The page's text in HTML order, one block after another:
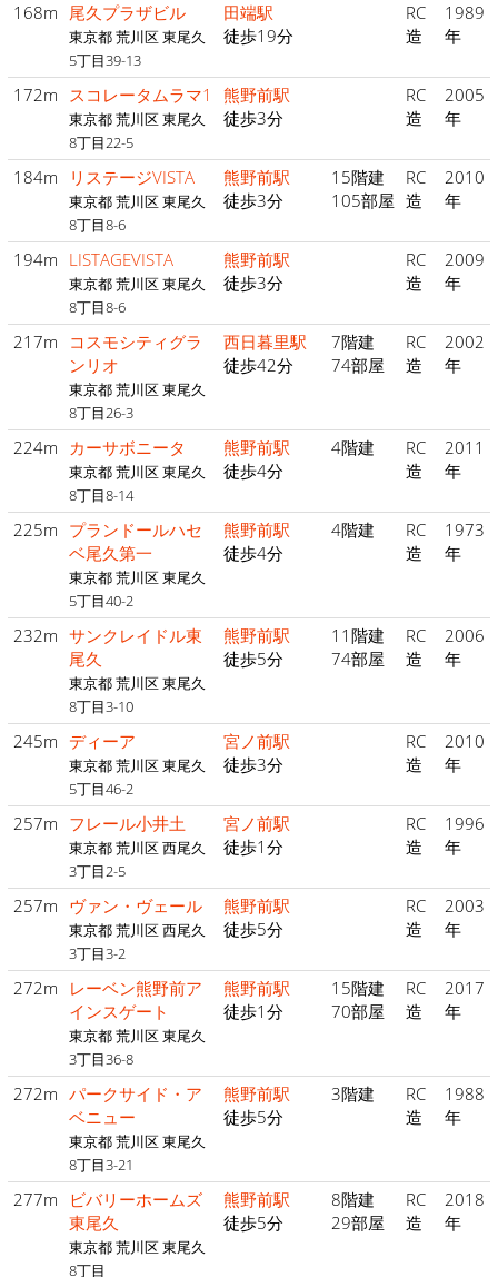
168m 尾久プラザビル
東京都 荒川区 東尾久
5丁目39-13
田端駅
徒歩19分
RC
造
1989
年
172m スコレータムラマ1
東京都 荒川区 東尾久
8丁目22-5
熊野前駅
徒歩3分
RC
造
2005
年
184m リステージVISTA
東京都 荒川区 東尾久
8丁目8-6
熊野前駅
徒歩3分
15階建
105部屋
RC
造
2010
年
194m LISTAGEVISTA
東京都 荒川区 東尾久
8丁目8-6
熊野前駅
徒歩3分
RC
造
2009
年
217m
コスモシティグラ
ンリオ
東京都 荒川区 東尾久
8丁目26-3
西日暮里駅
徒歩42分
7階建
74部屋
RC
造
2002
年
224m カーサボニータ
東京都 荒川区 東尾久
8丁目8-14
熊野前駅
徒歩4分
4階建
RC
造
2011
年
225m プランドールハセ
ベ尾久第一
東京都 荒川区 東尾久
5丁目40-2
熊野前駅
徒歩4分
4階建
RC
造
1973
年
232m サンクレイドル東
尾久
東京都 荒川区 東尾久
8丁目3-10
熊野前駅
徒歩5分
11階建
74部屋
RC
造
2006
年
245m ディーア
東京都 荒川区 東尾久
5丁目46-2
宮ノ前駅
徒歩3分
RC
造
2010
年
257m フレール小井土
東京都 荒川区 西尾久
3丁目2-5
宮ノ前駅
徒歩1分
RC
造
1996
年
257m ヴァン・ヴェール
東京都 荒川区 西尾久
3丁目3-2
熊野前駅
徒歩5分
RC
造
2003
年
272m
レーベン熊野前ア
インスゲート
東京都 荒川区 東尾久
3丁目36-8
熊野前駅
徒歩1分
15階建
70部屋
RC
造
2017
年
272m パークサイド・ア
ベニュー
東京都 荒川区 東尾久
8丁目3-21
熊野前駅
徒歩5分
3階建
RC
造
1988
年
277m
ビバリーホームズ
東尾久
東京都 荒川区 東尾久
8丁目
熊野前駅
徒歩5分
8階建
29部屋
RC
造
2018
年